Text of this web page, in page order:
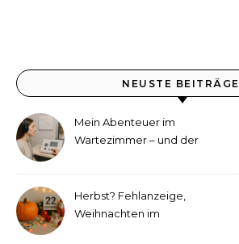
NEUSTE BEITRÄGE
Mein Abenteuer im
Wartezimmer – und der
Herbst? Fehlanzeige,
Weihnachten im